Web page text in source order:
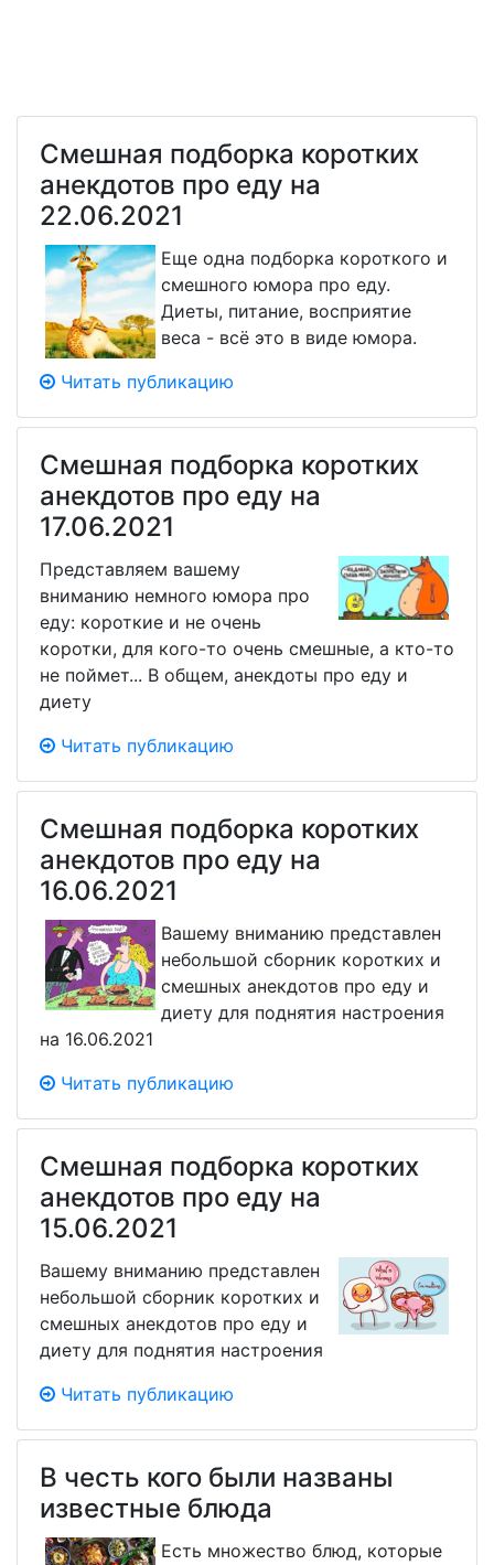
Смешная подборка коротких
анекдотов про еду на
22.06.2021
Еще одна подборка короткого и
смешного юмора про еду.
Диеты, питание, восприятие
веса - всё это в виде юмора.
Читать публикацию
Смешная подборка коротких
анекдотов про еду на
17.06.2021
Представляем вашему
вниманию немного юмора про
еду: короткие и не очень
коротки, для кого-то очень смешные, а кто-то
не поймет... В общем, анекдоты про еду и
диету
Читать публикацию
Смешная подборка коротких
анекдотов про еду на
16.06.2021
Вашему вниманию представлен
небольшой сборник коротких и
смешных анекдотов про еду и
диету для поднятия настроения
на 16.06.2021
Читать публикацию
Смешная подборка коротких
анекдотов про еду на
15.06.2021
Вашему вниманию представлен
небольшой сборник коротких и
смешных анекдотов про еду и
диету для поднятия настроения
Читать публикацию
В честь кого были названы
известные блюда
Есть множество блюд, которые